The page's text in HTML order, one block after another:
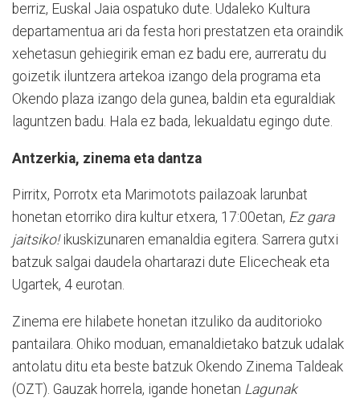
berriz, Euskal Jaia ospatuko dute. Udaleko Kultura
departamentua ari da festa hori prestatzen eta oraindik
xehetasun gehiegirik eman ez badu ere, aurreratu du
goizetik iluntzera artekoa izango dela programa eta
Okendo plaza izango dela gunea, baldin eta eguraldiak
laguntzen badu. Hala ez bada, lekualdatu egingo dute.
Antzerkia, zinema eta dantza
Pirritx, Porrotx eta Marimotots pailazoak larunbat
honetan etorriko dira kultur etxera, 17:00etan, Ez gara
jaitsiko! ikuskizunaren emanaldia egitera. Sarrera gutxi
batzuk salgai daudela ohartarazi dute Elicecheak eta
Ugartek, 4 eurotan.
Zinema ere hilabete honetan itzuliko da auditorioko
pantailara. Ohiko moduan, emanaldietako batzuk udalak
antolatu ditu eta beste batzuk Okendo Zinema Taldeak
(OZT). Gauzak horrela, igande honetan Lagunak